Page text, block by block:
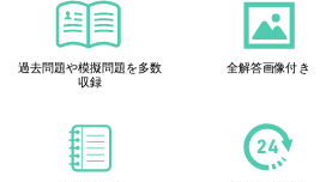
過去問題や模擬問題を多数
収録
全解答画像付き